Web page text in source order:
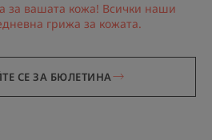
за вашата кожа! Всички наши
грижа за кожата.
СЕ ЗА БЮЛЕТИНА